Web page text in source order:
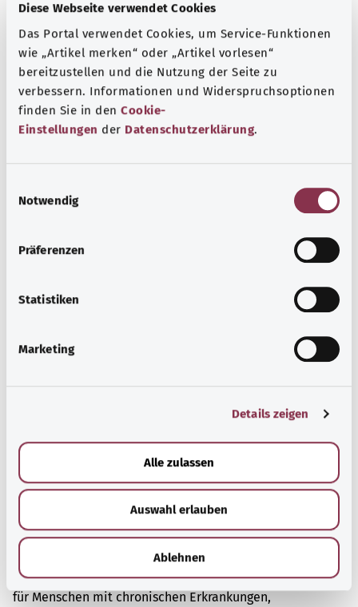
Diese Webseite verwendet Cookies
Das Portal verwendet Cookies, um Service-Funktionen
wie „Artikel merken“ oder „Artikel vorlesen“
bereitzustellen und die Nutzung der Seite zu
verbessern. Informationen und Widerspruchsoptionen
finden Sie in den Cookie-
Einstellungen der Datenschutzerklärung.
Notwendig
Präferenzen
Statistiken
Marketing
Details zeigen
Alle zulassen
Auswahl erlauben
Ablehnen
Patientenrechte
Patientinnen und Patienten in Deutschland haben
informiert ist kann sie durchsetzen und von ihnen
profitieren.
Mehr erfahren
Selbsthilfe
Selbsthilfegruppen bieten Austausch und Unterstützung
für Menschen mit chronischen Erkrankungen,